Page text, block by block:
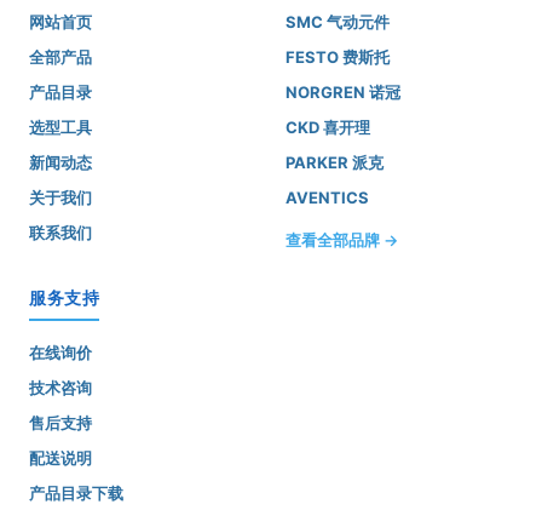
网站首页
全部产品
产品目录
选型工具
新闻动态
关于我们
联系我们
SMC 气动元件
FESTO 费斯托
NORGREN 诺冠
CKD 喜开理
PARKER 派克
AVENTICS
查看全部品牌 →
服务支持
在线询价
技术咨询
售后支持
配送说明
产品目录下载